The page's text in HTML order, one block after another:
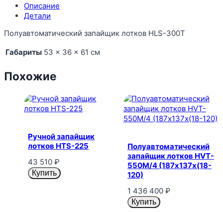
Описание
Детали
Полуавтоматический запайщик лотков HLS-300T
Габариты 53 × 36 × 61 см
Похожие
Ручной запайщик
лотков HTS-225
43 510₽
Купить
Полуавтоматический
запайщик лотков HVT-
550M/4 (187х137х(18-
120)
1 436 400 ₽
Купить